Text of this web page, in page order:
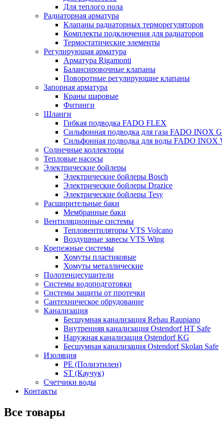
Для теплого пола
Радиаторная арматура
Клапаны радиаторных терморегуляторов
Комплекты подключения для радиаторов
Термостатические элементы
Регулирующая арматура
Арматура Rigamonti
Балансировочные клапаны
Поворотные регулирующие клапаны
Запорная арматура
Краны шаровые
Фитинги
Шланги
Гибкая подводка FADO FLEX
Сильфонная подводка для газа FADO INOX
Сильфонная подводка для воды FADO INOX
Солнечные коллекторы
Тепловые насосы
Электрические бойлеры
Электрические бойлеры Bosch
Электрические бойлеры Drazice
Электрические бойлеры Tesy
Расширительные баки
Мембранные баки
Вентиляционные системы
Тепловентиляторы VTS Volcano
Воздушные завесы VTS Wing
Крепежные системы
Хомуты пластиковые
Хомуты металлические
Полотенцесушители
Системы водоподготовки
Системы защиты от протечки
Сантехническое обрудование
Канализация
Бесшумная канализация Rehau Raupiano
Внутренняя канализация Ostendorf HT Safe
Наружная канализация Ostendorf KG
Бесшумная канализация Ostendorf Skolan Safe
Изоляция
PE (Полиэтилен)
ST (Каучук)
Счетчики воды
Контакты
Все товары